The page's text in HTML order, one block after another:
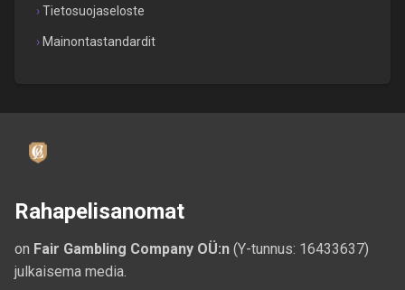
Tietosuojaseloste
Mainontastandardit
Rahapelisanomat
on Fair Gambling Company OÜ:n (Y-tunnus: 16433637)
julkaisema media.